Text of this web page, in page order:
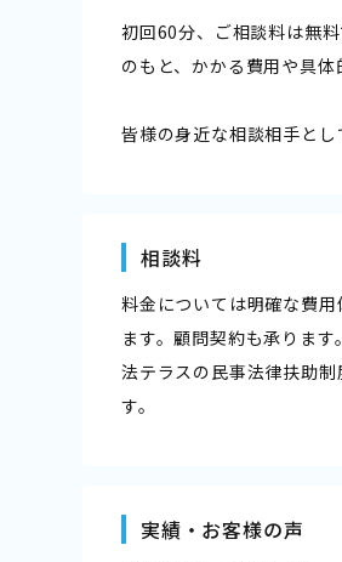
初回60分、ご相談料は無
のもと、かかる費用や具
皆様の身近な相談相手とし
相談料
料金については明確な費
ます。顧問契約も承ります。
法テラスの民事法律扶助
す。
実績・お客様の声